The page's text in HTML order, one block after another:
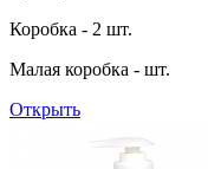
Коробка - 2 шт.
Малая коробка - шт.
Открыть